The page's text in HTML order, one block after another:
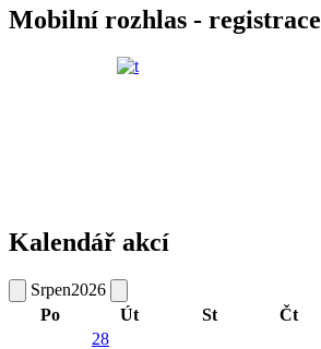
Mobilní rozhlas - registrace
Kalendář akcí
Srpen2026
Po
Út St Čt
28